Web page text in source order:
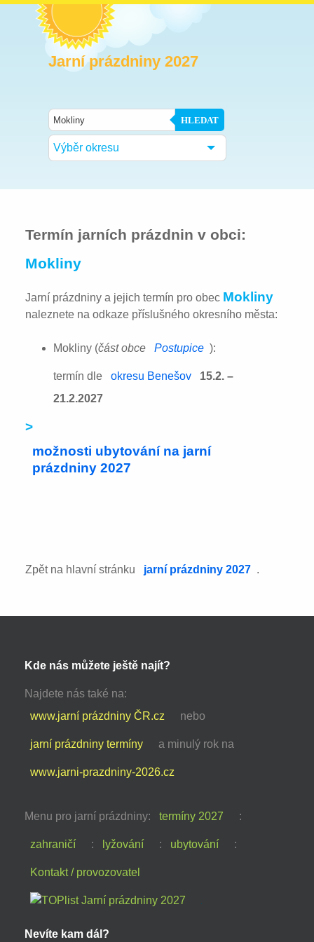
Jarní prázdniny 2027
HLEDAT
Výběr okresu
Termín jarních prázdnin v obci:
Mokliny
Jarní prázdniny a jejich termín pro obec Mokliny
naleznete na odkaze příslušného okresního města:
Mokliny (část obce Postupice ):
termín dle okresu Benešov
15.2. –
21.2.2027
>
možnosti ubytování na jarní
prázdniny 2027
Zpět na hlavní stránku jarní prázdniny 2027 .
Kde nás můžete ještě najít?
Najdete nás také na:
www.jarní prázdniny ČR.cz
nebo
jarní prázdniny termíny a minulý rok na
www.jarni-prazdniny-2026.cz
Menu pro jarní prázdniny: termíny 2027 :
zahraničí : lyžování : ubytování :
Kontakt / provozovatel
Nevíte kam dál?